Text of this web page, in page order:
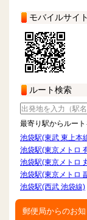
モバイルサイト
ルート検索
最寄り駅からルー
池袋駅(東武 東上本
池袋駅(東京メトロ
池袋駅(東京メトロ
池袋駅(東京メトロ
池袋駅(西武 池袋線)
郵便局からのお